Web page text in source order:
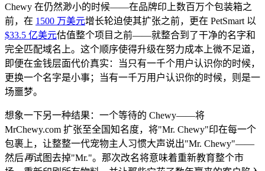
Chewy 在仍然渺小的时候——在品牌印上数百万个包装箱之
前，在 1500 万美元增长轮迫使其扩张之前，更在 PetSmart 以
$33.5 亿美元估值整个项目之前——就整合到了干净的名字和
完全匹配域名上。这个顺序使得升级在努力成本上微不足道，
即便在金钱层面代价真实：当只有一千个用户认识你的时候，
更换一个名字是小事；当有一千万用户认识你的时候，则是一
场噩梦。
想象一下另一种结果：一个等待的 Chewy——将
MrChewy.com 扩张至全国知名度，将"Mr. Chewy"印在每一个
包裹上，让整整一代宠物主人习惯大声说出"Mr. Chewy"——
然后再试图去掉"Mr."。那次改名将意味着重新教育整个市